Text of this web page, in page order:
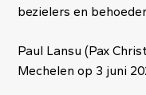
bezielers en
Paul Lansu (Pax
Mechelen op 3 juni